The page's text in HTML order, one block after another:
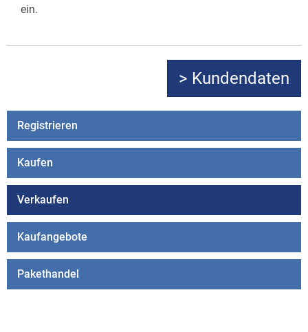
ein.
Registrieren
Kaufen
Verkaufen
Kaufangebote
Pakethandel